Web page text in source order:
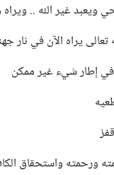
ويعبد غير الله ..
يراه الآن في نار
في إطار شيء غير ممكن
ورحمته واستحقاق